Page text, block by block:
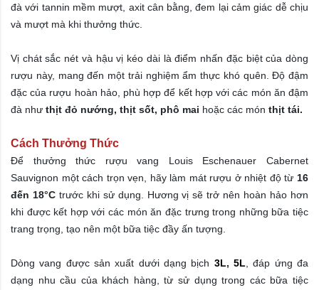
đà với tannin mềm mượt, axit cân bằng, đem lại cảm giác dễ chịu
và mượt mà khi thưởng thức.
Vị chát sắc nét và hậu vị kéo dài là điểm nhấn đặc biệt của dòng
rượu này, mang đến một trải nghiệm ẩm thực khó quên. Độ đậm
đặc của rượu hoàn hảo, phù hợp để kết hợp với các món ăn đậm
đà như thịt đỏ nướng, thịt sốt, phô mai hoặc các món thịt tái.
Cách Thưởng Thức
Để thưởng thức rượu vang Louis Eschenauer Cabernet
Sauvignon một cách trọn vẹn, hãy làm mát rượu ở nhiệt độ từ 16
đến 18°Ctrước khi sử dụng. Hương vị sẽ trở nên hoàn hảo hơn
khi được kết hợp với các món ăn đặc trưng trong những bữa tiệc
trang trọng, tạo nên một bữa tiệc đầy ấn tượng.
Dòng vang được sản xuất dưới dạng bịch 3L, 5L , đáp ứng đa
dạng nhu cầu của khách hàng, từ sử dụng trong các bữa tiệc